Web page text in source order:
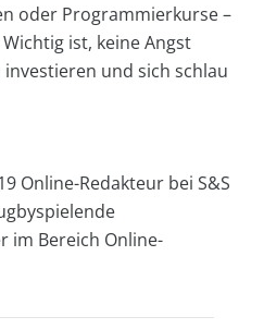
oder Programmierkurse –
ist, keine Angst
und sich schlau
Online-Redakteur bei S&S
im Bereich Online-